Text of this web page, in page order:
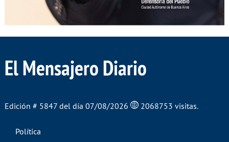
El Mensajero Diario
Edición # 5847 del día 07/08/2026 2068753 visitas.
Política